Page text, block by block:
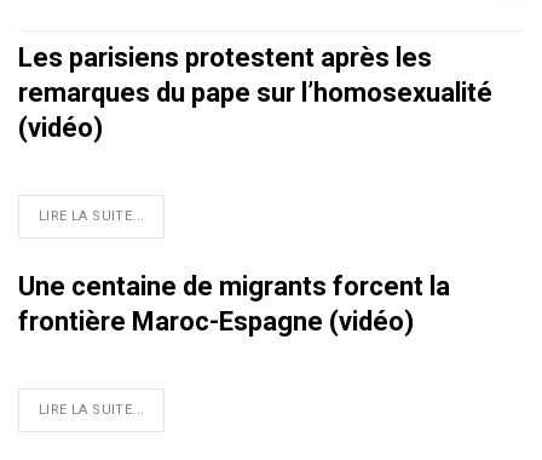
Les parisiens protestent après les
remarques du pape sur l’homosexualité
(vidéo)
LIRE LA SUITE...
Une centaine de migrants forcent la
frontière Maroc-Espagne (vidéo)
LIRE LA SUITE...